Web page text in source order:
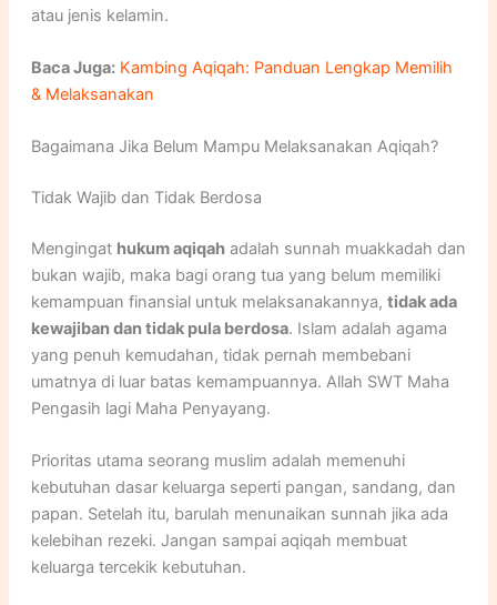
atau jenis kelamin.
Baca Juga: Kambing Aqiqah: Panduan Lengkap Memilih
& Melaksanakan
Bagaimana Jika Belum Mampu Melaksanakan Aqiqah?
Tidak Wajib dan Tidak Berdosa
Mengingat hukum aqiqahadalah sunnah muakkadah dan
bukan wajib, maka bagi orang tua yang belum memiliki
kemampuan finansial untuk melaksanakannya, tidak ada
kewajiban dan tidak pula berdosa. Islam adalah agama
yang penuh kemudahan, tidak pernah membebani
umatnya di luar batas kemampuannya. Allah SWT Maha
Pengasih lagi Maha Penyayang.
Prioritas utama seorang muslim adalah memenuhi
kebutuhan dasar keluarga seperti pangan, sandang, dan
papan. Setelah itu, barulah menunaikan sunnah jika ada
kelebihan rezeki. Jangan sampai aqiqah membuat
keluarga tercekik kebutuhan.